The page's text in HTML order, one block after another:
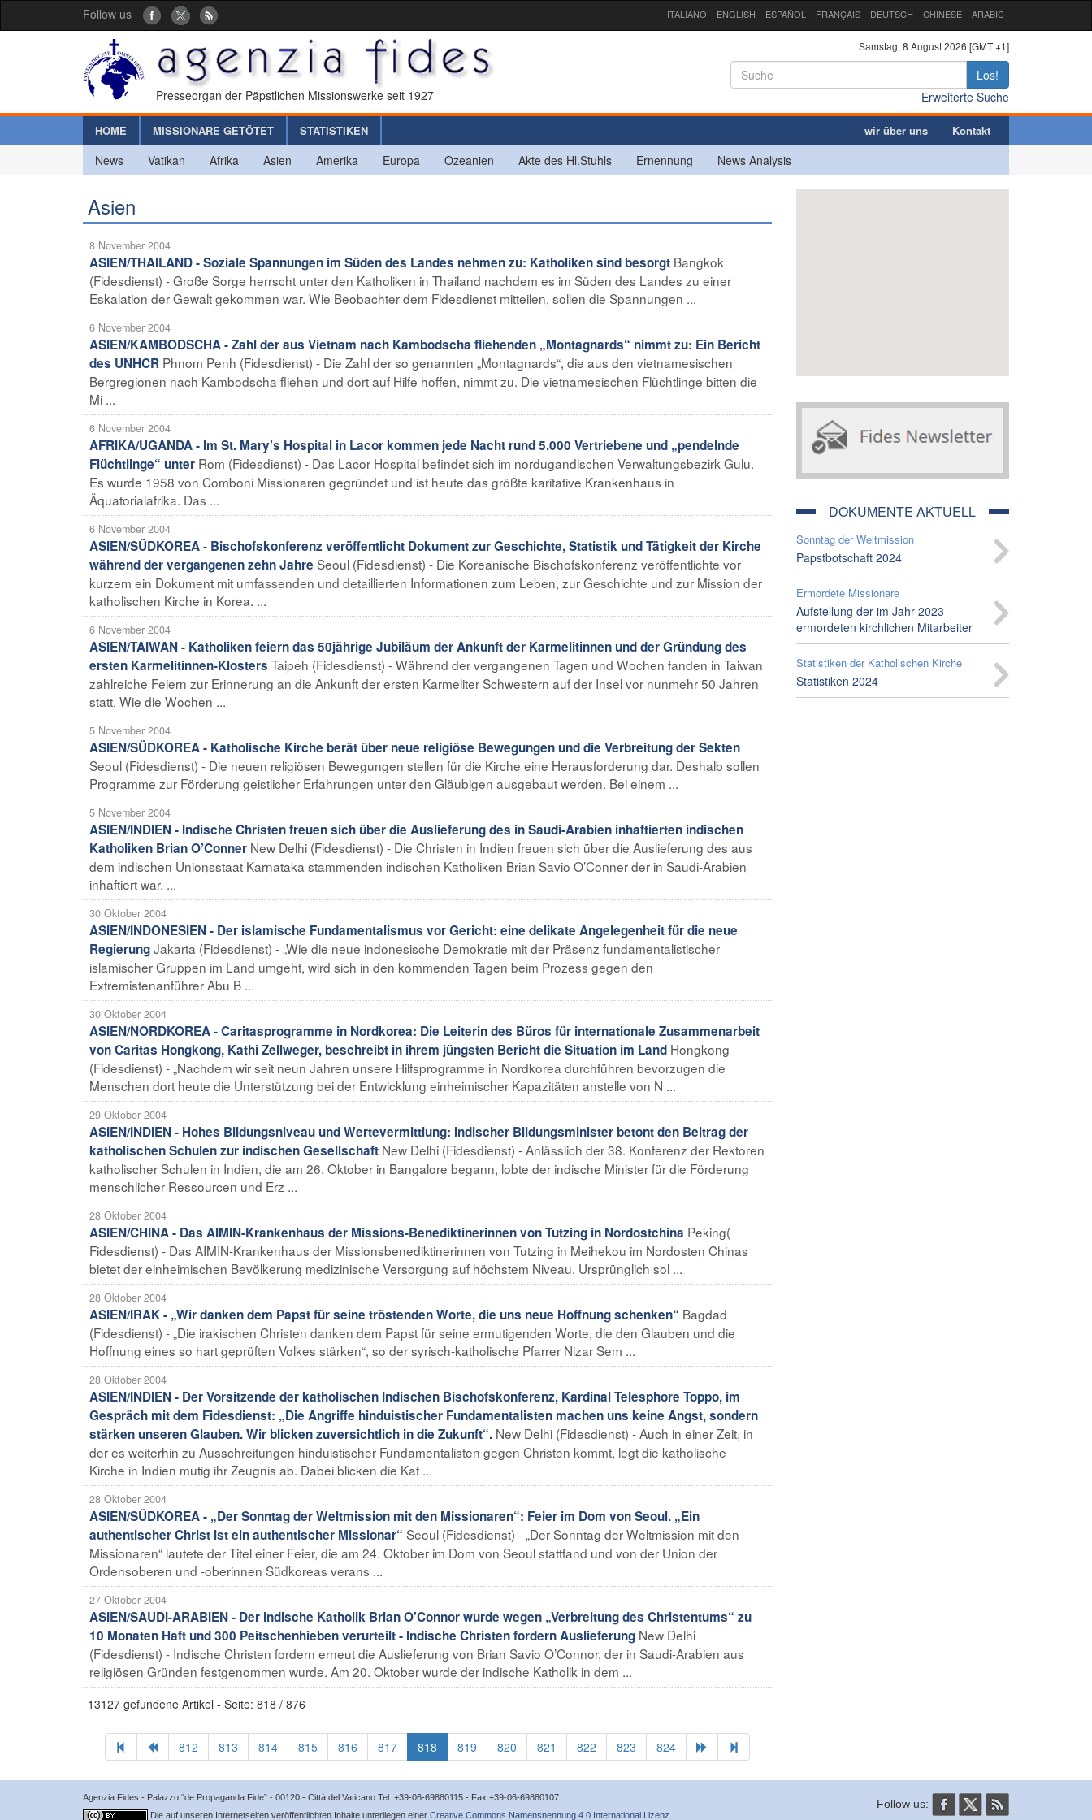
Follow us ITALIANO ENGLISH ESPAÑOL FRANÇAIS DEUTSCH CHINESE ARABIC
Presseorgan der Päpstlichen Missionswerke seit 1927
Samstag, 8 August 2026 [GMT +1]
Los!
Erweiterte Suche
HOME MISSIONARE GETÖTET STATISTIKEN wir über uns Kontakt
News Vatikan Afrika Asien Amerika Europa Ozeanien Akte des Hl.Stuhls Ernennung News Analysis
Asien
8 November 2004
ASIEN/THAILAND - Soziale Spannungen im Süden des Landes nehmen zu: Katholiken sind besorgt Bangkok
(Fidesdienst) - Große Sorge herrscht unter den Katholiken in Thailand nachdem es im Süden des Landes zu einer
Eskalation der Gewalt gekommen war. Wie Beobachter dem Fidesdienst mitteilen, sollen die Spannungen ...
6 November 2004
ASIEN/KAMBODSCHA - Zahl der aus Vietnam nach Kambodscha fliehenden „Montagnards“ nimmt zu: Ein Bericht
des UNHCR Phnom Penh (Fidesdienst) - Die Zahl der so genannten „Montagnards“, die aus den vietnamesischen
Bergregionen nach Kambodscha fliehen und dort auf Hilfe hoffen, nimmt zu. Die vietnamesischen Flüchtlinge bitten die
Mi ...
6 November 2004
AFRIKA/UGANDA - Im St. Mary’s Hospital in Lacor kommen jede Nacht rund 5.000 Vertriebene und „pendelnde
Flüchtlinge“ unter Rom (Fidesdienst) - Das Lacor Hospital befindet sich im nordugandischen Verwaltungsbezirk Gulu.
Es wurde 1958 von Comboni Missionaren gegründet und ist heute das größte karitative Krankenhaus in
Äquatorialafrika. Das ...
6 November 2004
ASIEN/SÜDKOREA - Bischofskonferenz veröffentlicht Dokument zur Geschichte, Statistik und Tätigkeit der Kirche
während der vergangenen zehn Jahre Seoul (Fidesdienst) - Die Koreanische Bischofskonferenz veröffentlichte vor
kurzem ein Dokument mit umfassenden und detaillierten Informationen zum Leben, zur Geschichte und zur Mission der
katholischen Kirche in Korea. ...
6 November 2004
ASIEN/TAIWAN - Katholiken feiern das 50jährige Jubiläum der Ankunft der Karmelitinnen und der Gründung des
ersten Karmelitinnen-Klosters Taipeh (Fidesdienst) - Während der vergangenen Tagen und Wochen fanden in Taiwan
zahlreiche Feiern zur Erinnerung an die Ankunft der ersten Karmeliter Schwestern auf der Insel vor nunmehr 50 Jahren
statt. Wie die Wochen ...
5 November 2004
ASIEN/SÜDKOREA - Katholische Kirche berät über neue religiöse Bewegungen und die Verbreitung der Sekten
Seoul (Fidesdienst) - Die neuen religiösen Bewegungen stellen für die Kirche eine Herausforderung dar. Deshalb sollen
Programme zur Förderung geistlicher Erfahrungen unter den Gläubigen ausgebaut werden. Bei einem ...
5 November 2004
ASIEN/INDIEN - Indische Christen freuen sich über die Auslieferung des in Saudi-Arabien inhaftierten indischen
Katholiken Brian O’Conner New Delhi (Fidesdienst) - Die Christen in Indien freuen sich über die Auslieferung des aus
dem indischen Unionsstaat Karnataka stammenden indischen Katholiken Brian Savio O’Conner der in Saudi-Arabien
inhaftiert war. ...
30 Oktober 2004
ASIEN/INDONESIEN - Der islamische Fundamentalismus vor Gericht: eine delikate Angelegenheit für die neue
RegierungJakarta (Fidesdienst) - „Wie die neue indonesische Demokratie mit der Präsenz fundamentalistischer
islamischer Gruppen im Land umgeht, wird sich in den kommenden Tagen beim Prozess gegen den
Extremistenanführer Abu B ...
30 Oktober 2004
ASIEN/NORDKOREA - Caritasprogramme in Nordkorea: Die Leiterin des Büros für internationale Zusammenarbeit
von Caritas Hongkong, Kathi Zellweger, beschreibt in ihrem jüngsten Bericht die Situation im Land Hongkong
(Fidesdienst) - „Nachdem wir seit neun Jahren unsere Hilfsprogramme in Nordkorea durchführen bevorzugen die
Menschen dort heute die Unterstützung bei der Entwicklung einheimischer Kapazitäten anstelle von N ...
29 Oktober 2004
ASIEN/INDIEN - Hohes Bildungsniveau und Wertevermittlung: Indischer Bildungsminister betont den Beitrag der
katholischen Schulen zur indischen Gesellschaft New Delhi (Fidesdienst) - Anlässlich der 38. Konferenz der Rektoren
katholischer Schulen in Indien, die am 26. Oktober in Bangalore begann, lobte der indische Minister für die Förderung
menschlicher Ressourcen und Erz ...
28 Oktober 2004
ASIEN/CHINA - Das AIMIN-Krankenhaus der Missions-Benediktinerinnen von Tutzing in Nordostchina Peking(
Fidesdienst) - Das AIMIN-Krankenhaus der Missionsbenediktinerinnen von Tutzing in Meihekou im Nordosten Chinas
bietet der einheimischen Bevölkerung medizinische Versorgung auf höchstem Niveau. Ursprünglich sol ...
28 Oktober 2004
ASIEN/IRAK - „Wir danken dem Papst für seine tröstenden Worte, die uns neue Hoffnung schenken“ Bagdad
(Fidesdienst) - „Die irakischen Christen danken dem Papst für seine ermutigenden Worte, die den Glauben und die
Hoffnung eines so hart geprüften Volkes stärken“, so der syrisch-katholische Pfarrer Nizar Sem ...
28 Oktober 2004
ASIEN/INDIEN - Der Vorsitzende der katholischen Indischen Bischofskonferenz, Kardinal Telesphore Toppo, im
Gespräch mit dem Fidesdienst: „Die Angriffe hinduistischer Fundamentalisten machen uns keine Angst, sondern
stärken unseren Glauben. Wir blicken zuversichtlich in die Zukunft“. New Delhi (Fidesdienst) - Auch in einer Zeit, in
der es weiterhin zu Ausschreitungen hinduistischer Fundamentalisten gegen Christen kommt, legt die katholische
Kirche in Indien mutig ihr Zeugnis ab. Dabei blicken die Kat ...
28 Oktober 2004
ASIEN/SÜDKOREA - „Der Sonntag der Weltmission mit den Missionaren“: Feier im Dom von Seoul. „Ein
authentischer Christ ist ein authentischer Missionar“ Seoul (Fidesdienst) - „Der Sonntag der Weltmission mit den
Missionaren“ lautete der Titel einer Feier, die am 24. Oktober im Dom von Seoul stattfand und von der Union der
Ordensoberen und -oberinnen Südkoreas verans ...
27 Oktober 2004
ASIEN/SAUDI-ARABIEN - Der indische Katholik Brian O’Connor wurde wegen „Verbreitung des Christentums“ zu
10 Monaten Haft und 300 Peitschenhieben verurteilt - Indische Christen fordern Auslieferung New Delhi
(Fidesdienst) - Indische Christen fordern erneut die Auslieferung von Brian Savio O’Connor, der in Saudi-Arabien aus
religiösen Gründen festgenommen wurde. Am 20. Oktober wurde der indische Katholik in dem ...
13127 gefundene Artikel - Seite: 818 / 876
812 813 814 815 816 817 818 819 820 821 822 823 824
DOKUMENTE AKTUELL
Sonntag der Weltmission
Papstbotschaft 2024
Ermordete Missionare
Aufstellung der im Jahr 2023
ermordeten kirchlichen Mitarbeiter
Statistiken der Katholischen Kirche
Statistiken 2024
Agenzia Fides - Palazzo “de Propaganda Fide” - 00120 - Città del Vaticano Tel. +39-06-69880115 - Fax +39-06-69880107
Die auf unseren Internetseiten veröffentlichten Inhalte unterliegen einer Creative Commons Namensnennung 4.0 International Lizenz
Follow us: